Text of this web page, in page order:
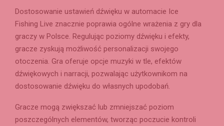
Dostosowanie ustawień dźwięku w automacie Ice
Fishing Live znacznie poprawia ogólne wrażenia z gry dla
graczy w Polsce. Regulując poziomy dźwięku i efekty,
gracze zyskują możliwość personalizacji swojego
otoczenia. Gra oferuje opcje muzyki w tle, efektów
dźwiękowych i narracji, pozwalając użytkownikom na
dostosowanie dźwięku do własnych upodobań.
Gracze mogą zwiększać lub zmniejszać poziom
poszczególnych elementów, tworząc poczucie kontroli